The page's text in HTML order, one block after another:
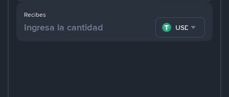
Recibes
USDT